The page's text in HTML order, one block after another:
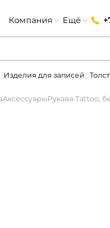
Компания Ещё
Изделия для записей
АксессуарыРукава Tattoo,